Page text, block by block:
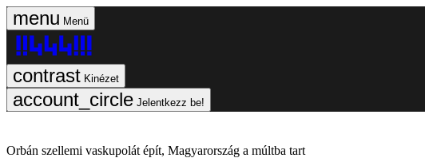
Menü
Kinézet
Jelentkezz be!
Orbán szellemi vaskupolát épít, Magyarország a múltba tart